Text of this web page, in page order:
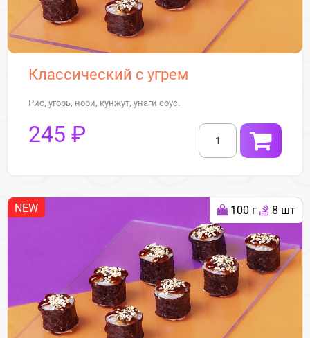
Классический с угрем
Рис, угорь, нори, кунжут, унаги соус.
245 ₽
NEW 100 г 8 шт